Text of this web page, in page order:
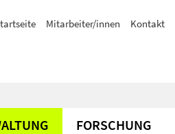
Mitarbeiter/innen Kontakt
FORSCHUNG